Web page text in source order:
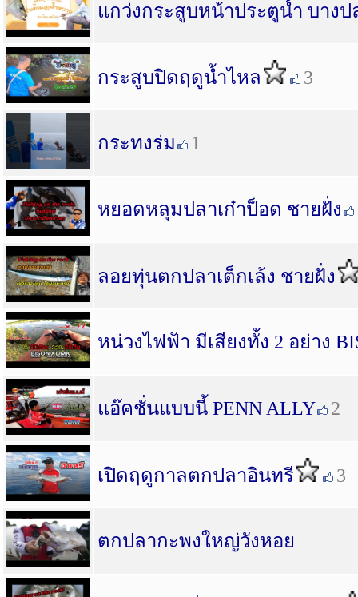
แกว่งกระสูบหน้าประตูน้ำ บาง
กระสูบปิดฤดูน้ำไหล 3
กระทงร่ม 1
หยอดหลุมปลาเก๋าป็อด ชายฝั่ง
ลอยทุ่นตกปลาเต็กเล้ง ชายฝั่ง
หน่วงไฟฟ้า มีเสียงทั้ง 2 อย่าง
แอ๊คชั่นแบบนี้ PENN ALLY 2
เปิดฤดูกาลตกปลาอินทรี 3
ตกปลากะพงใหญ่วังหอย